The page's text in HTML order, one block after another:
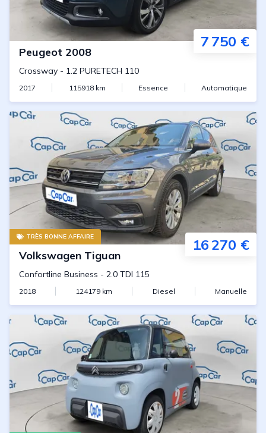
7 750 €
Peugeot 2008
Crossway - 1.2 PURETECH 110
2017 115918km Essence Automatique
TRÈS BONNE AFFAIRE 16 270 €
Volkswagen Tiguan
Confortline Business - 2.0 TDI 115
2018 124179 km Diesel Manuelle